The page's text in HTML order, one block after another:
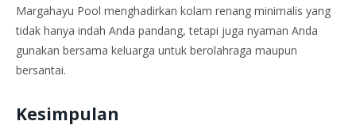
Margahayu Pool menghadirkan kolam renang minimalis yang
tidak hanya indah Anda pandang, tetapi juga nyaman Anda
gunakan bersama keluarga untuk berolahraga maupun
bersantai.
Kesimpulan